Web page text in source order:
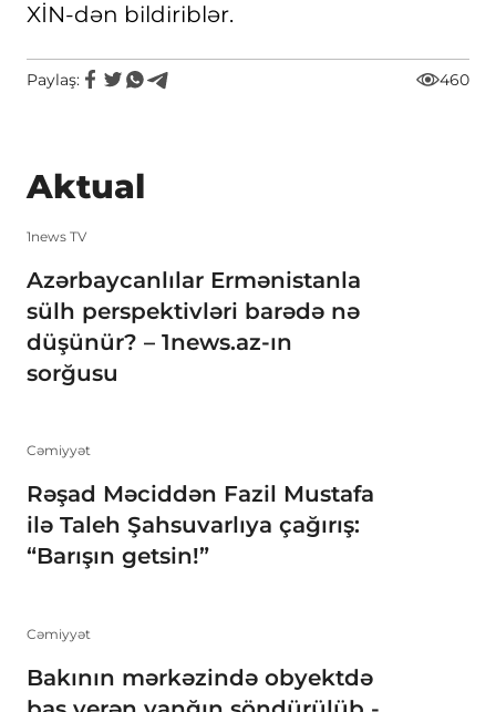
XİN-dən bildiriblər.
Paylaş: 460
Aktual
1news TV
Azərbaycanlılar Ermənistanla
sülh perspektivləri barədə nə
düşünür? – 1news.az-ın
sorğusu
Cəmiyyət
Rəşad Məciddən Fazil Mustafa
ilə Taleh Şahsuvarlıya çağırış:
“Barışın getsin!”
Cəmiyyət
Bakının mərkəzində obyektdə